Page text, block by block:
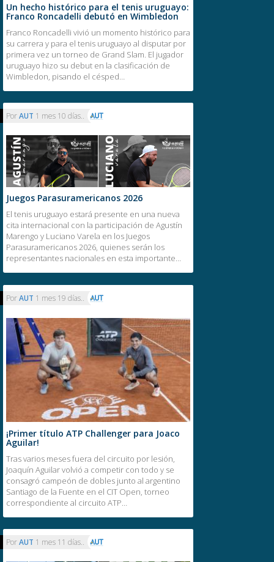
PorAUT 1 mes 10 días..
Juegos Parasuramericanos 2026
El tenis uruguayo estará presente en una nueva
cita internacional con la participación de Agustín
Marengo y Luciano Varela en los Juegos
Parasuramericanos 2026, quienes serán los
representantes nacionales en esta importante…
PorAUT 1 mes 11 días..
Un hecho histórico para el tenis uruguayo:
Franco Roncadelli debutó en Wimbledon
Franco Roncadelli vivió un momento histórico para
su carrera y para el tenis uruguayo al disputar por
primera vez un torneo de Grand Slam. El jugador
uruguayo hizo su debut en la clasificación de
Wimbledon, pisando el césped…
PorAUT 1 mes 19 días..
¡Primer título ATP Challenger para Joaco
Aguilar!
Tras varios meses fuera del circuito por lesión,
Joaquín Aguilar volvió a competir con todo y se
consagró campeón de dobles junto al argentino
Santiago de la Fuente en el CIT Open, torneo
correspondiente al circuito ATP…